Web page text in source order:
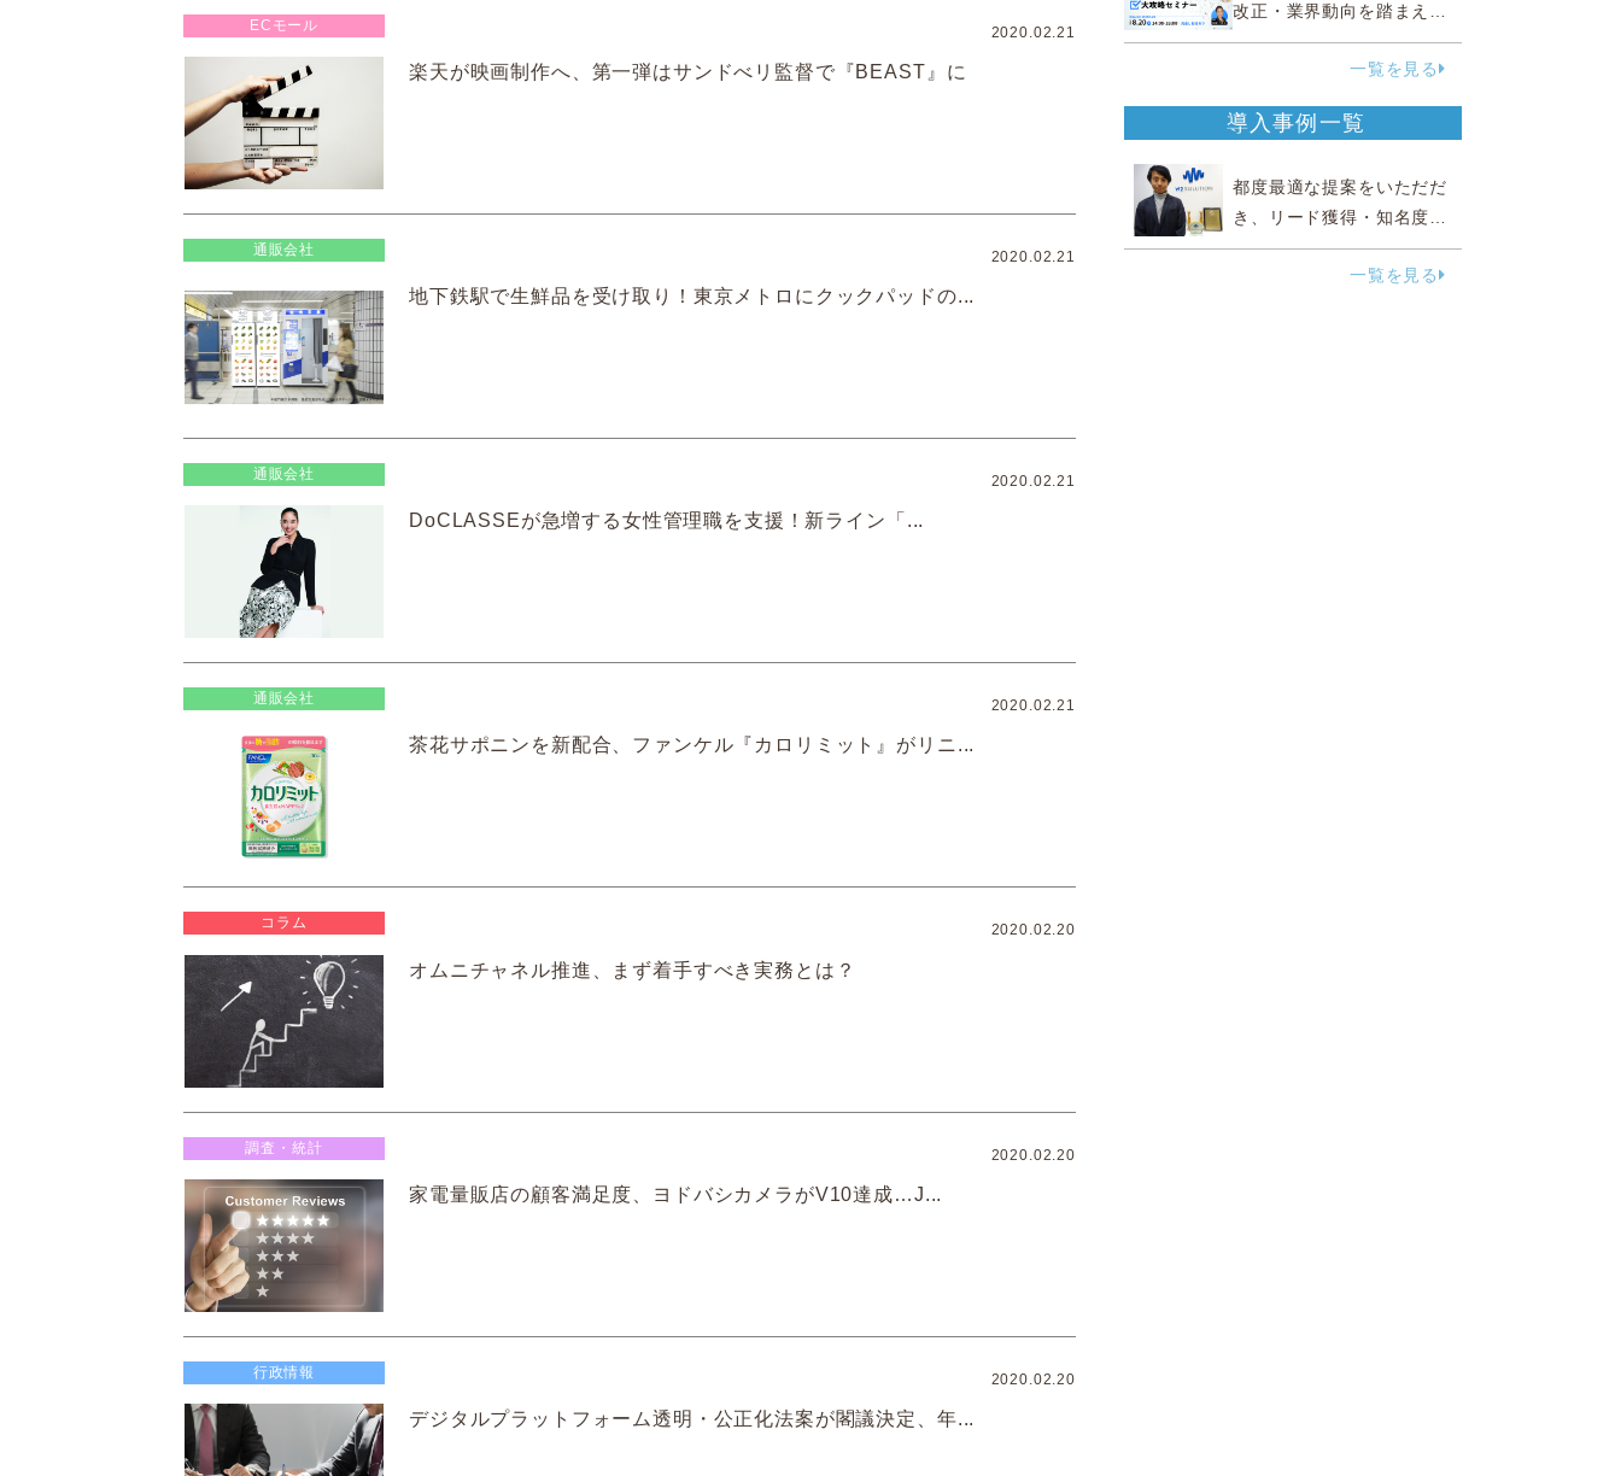
ECモール 2020.02.21
楽天が映画制作へ、第一弾はサンドべリ監督で『BEAST』に
通販会社 2020.02.21
地下鉄駅で生鮮品を受け取り！東京メトロにクックパッドの...
通販会社 2020.02.21
DoCLASSEが急増する女性管理職を支援！新ライン「...
通販会社 2020.02.21
茶花サポニンを新配合、ファンケル『カロリミット』がリニ...
コラム 2020.02.20
オムニチャネル推進、まず着手すべき実務とは？
調査・統計 2020.02.20
家電量販店の顧客満足度、ヨドバシカメラがV10達成…J...
行政情報 2020.02.20
デジタルプラットフォーム透明・公正化法案が閣議決定、年...
改正・業界動向を踏まえて
事例で理解 健食・機能
性“あいまいゾーン”大攻略セ
一覧を見る
導入事例一覧
都度最適な提案をいただだ
き、リード獲得・知名度向
上に効果実感
一覧を見る